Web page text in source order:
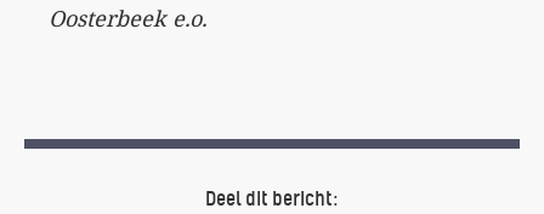
Oosterbeek e.o.
Deel dit bericht: